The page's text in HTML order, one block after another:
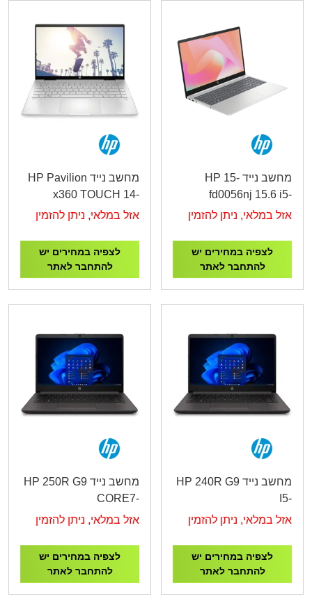
מחשב נייד HP 15-
fd0056nj 15.6 i5-
1334U/16GB /512GB
אזל במלאי, ניתן להזמין
לצפיה במחירים יש
להתחבר לאתר
מחשב נייד HP Pavilion
x360 TOUCH 14-
ek1035nj i5-
אזל במלאי, ניתן להזמין
לצפיה במחירים יש
להתחבר לאתר
מחשב נייד HP 240R G9
I5-
1334U/8G/512G/14"/3YW
אזל במלאי, ניתן להזמין
לצפיה במחירים יש
להתחבר לאתר
מחשב נייד HP 250R G9
CORE7-
150U/16G/512G/15.6"/3Y
אזל במלאי, ניתן להזמין
לצפיה במחירים יש
להתחבר לאתר